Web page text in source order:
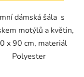
dámská šála s
motýlů a květin,
x 90 cm, materiál
Polyester